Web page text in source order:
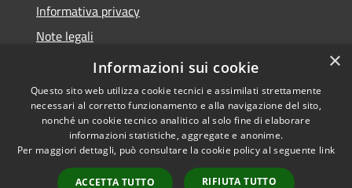
Informativa privacy
Note legali
Dichiarazione di accessibilità
Accessibilità
Copyright © 2026 • Comune di
Bellaria Igea Marina • Powered
byMunicipium
Accesso
×
Informazioni sui cookie
Questo sito web utilizza cookie tecnici e assimilati strettamente
necessari al corretto funzionamento e alla navigazione del sito,
nonché un cookie tecnico analitico al solo fine di elaborare
informazioni statistiche, aggregate e anonime.
Per maggiori dettagli, può consultare la cookie policy al seguente link
ACCETTA TUTTO RIFIUTA TUTTO